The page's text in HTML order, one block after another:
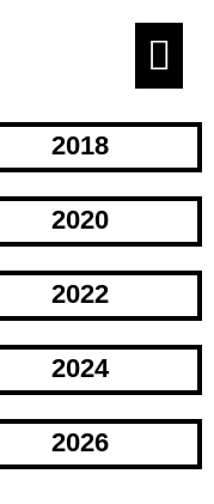
2018
2020
2022
2024
2026